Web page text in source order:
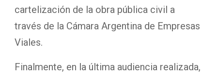
cartelización de la obra pública civil a
través de la Cámara Argentina de Empresas
Viales.
Finalmente, en la última audiencia realizada,